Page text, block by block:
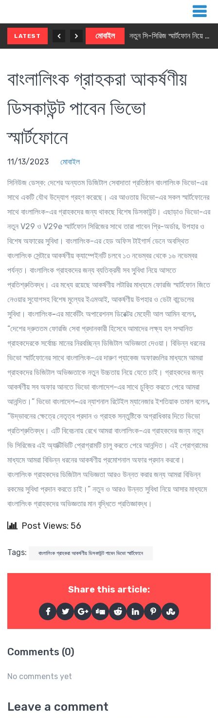
LATEST মোবাইল নতুন সি-সিরিজ স্মার্টফোন নিয়ে আসছে রিয়েলমি
বাংলালিংক গ্রাহকরা আকর্ষণীয়
ডিসকাউন্ট পাবেন ভিভো
স্মার্টফোনে
11/13/2023 মোবাইল
সিনিউজ ডেস্ক: দেশের অন্যতম ডিজিটাল সেবাদাতা প্রতিষ্ঠান বাংলালিংক ভিভো-এর
সাথে একটি যৌথ উদ্যোগ গ্রহণ করেছে। এর আওতায় ভিভো-এর সকল স্মার্টফোনের
সাথে বাংলালিংক-এর গ্রাহকদের জন্য থাকছে বিশেষ ডিসকাউন্ট। এছাড়াও ভিভো-এর
নতুন V29 ও V29e স্মার্টফোন সিরিজের সাথে তারা পাবেন প্রি-অর্ডার, উপহার ও
বিশেষ অফারের সুবিধা। বাংলালিংক-এর হেড অফিস টাইগার্স ডেনে অবস্থিত
বাংলালিংক সেন্টারে আকর্ষণীয় ক্যাম্পেইনটি চলবে ১৩ নভেম্বর থেকে ১৬ নভেম্বর
পর্যন্ত। বাংলালিংক গ্রাহকদের জন্য ব্যতিক্রমী সব সু্বিধা নিয়ে আসতে
প্রতিশ্রুতিবদ্ধ। এর মধ্যে রয়েছে আকর্ষণীয় লটারির মাধ্যমে ফোরজি স্মার্টফোন জিতে
নেওয়ার সুযোগসহ বিশেষ মুল্যের ইএমআই, আকর্ষণীয় উপহার ও ডেটা বান্ডেলের
সুবিধা। বাংলালিংক-এর মার্কেটিং অপারেশনস ডিরেক্টর মেহেদী আল আমিন বলেন,
“দেশের দ্রুততম ফোরজি সেবা প্রদানকারী হিসেবে আমাদের লক্ষ্য হল সম্মানিত
গ্রাহকদেরকে সর্বোচ্চ মানের নিরবচ্ছিন্ন ডিজিটাল অভিজ্ঞতা দেওয়া। বিভিন্ন ধরনের
ভিভো স্মার্টফোনের সাথে বাংলালিংক-এর দারুণ প্যাকেজ অফারগুলির মাধ্যমে আমরা
গ্রাহকদের ডিজিটাল অভিজ্ঞতাকে নতুন উচ্চতায় নিয়ে যেতে চাই। গ্রাহকদের জন্য
আকর্ষণীয় সব অফার আনতে ভিভো বাংলাদেশ-এর সাথে চুক্তি করতে পেরে আমরা
আনন্দিত।” ভিভো বাংলাদেশ-এর ন্যাশনাল রিটেইল ম্যানেজার ইশতিয়াক তমাল বলেন,
“উদ্ভাবনের ক্ষেত্রে নেতৃত্ব প্রদান ও গ্রাহক সন্তুষ্টিকে অগ্রাধিকার দিতে ভিভো
প্রতিশ্রুতিবদ্ধ। এটি বিবেচনায় রেখে আমরা বাংলালিংক-এর গ্রাহকদের জন্য নতুন
ভি সিরিজের এই অ্যাক্টিভিটি প্রোগ্রামটি চালু করতে পেরে আনন্দিত। এই প্রোগ্রামের
মাধ্যমে আমরা বিভিন্ন ধরনের আকর্ষণীয় প্রমোশনাল অফার প্রদান করবো।
বাংলালিংক গ্রাহকদের ডিজিটাল অভিজ্ঞতা আরও উন্নত করার জন্য আমরা বিভিন্ন
রকমের সুবিধা প্রদান করতে চাই।” নতুন ও আরও উন্নত সুবিধা নিয়ে আসার মাধ্যমে
বাংলালিংক গ্রাহকদের অভিজ্ঞতার মান বৃদ্ধিতে প্রতিজ্ঞাবদ্ধ।
Post Views: 56
Tags: বাংলালিংক গ্রাহকরা আকর্ষণীয় ডিসকাউন্ট পাবেন ভিভো স্মার্টফোনে
Share this article:
Comments (0)
No comments yet
Leave a comment